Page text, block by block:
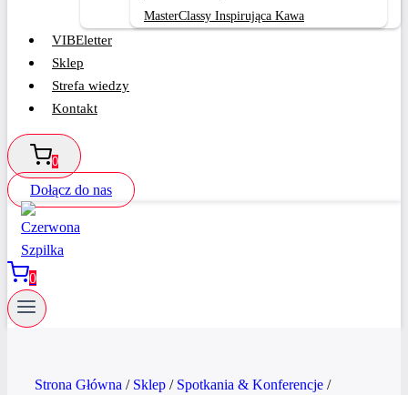
MasterClassy Inspirująca Kawa
VIBEletter
Sklep
Strefa wiedzy
Kontakt
0
Dołącz do nas
0
Strona Główna / Sklep / Spotkania & Konferencje /